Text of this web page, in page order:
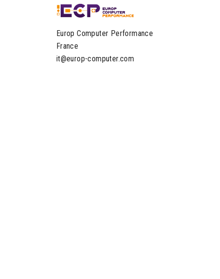
Europ Computer Performance
France
it@europ-computer.com